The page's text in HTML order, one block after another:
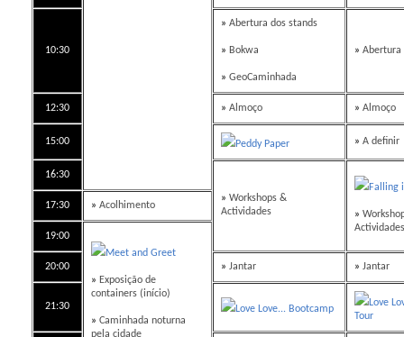
10:30
» Abertura dos stands
» Bokwa
» GeoCaminhada
» Abertura
12:30 » Almoço » Almoço
15:00 Peddy Paper » A definir
16:30
» Workshops &
Actividades
Falling
»
Actividades
17:30 » Acolhimento
19:00
Meet and Greet
» Exposição de
containers (início)
» Caminhada noturna
pela cidade
20:00 » Jantar » Jantar
21:30 Love Love... Bootcamp
Love
Tour